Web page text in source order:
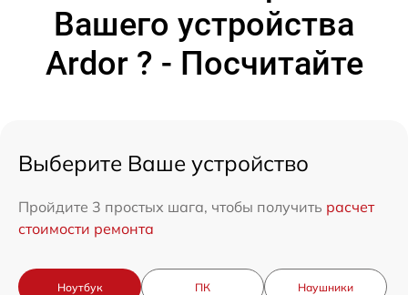
Вашего устройства
Ardor ? - Посчитайте
Выберите Ваше устройство
Пройдите 3 простых шага, чтобы получить расчет
стоимости ремонта
Ноутбук ПК Наушники